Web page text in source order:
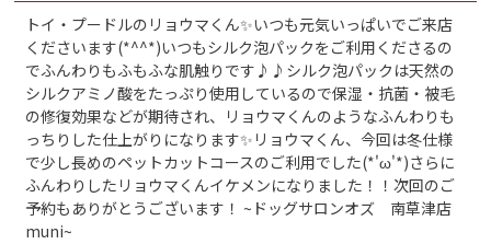
トイ・プードルのリョウマくん✨いつも元気いっぱいでご来店
くださいます(*^^*)いつもシルク泡パックをご利用くださるの
でふんわりもふもふな肌触りです♪♪シルク泡パックは天然の
シルクアミノ酸をたっぷり使用しているので保湿・抗菌・被毛
の修復効果などが期待され、リョウマくんのようなふんわりも
っちりした仕上がりになります✨リョウマくん、今回は冬仕様
で少し長めのペットカットコースのご利用でした(*'ω'*)さらに
ふんわりしたリョウマくんイケメンになりました！！次回のご
予約もありがとうございます！ ~ドッグサロンオズ 南草津店
muni~